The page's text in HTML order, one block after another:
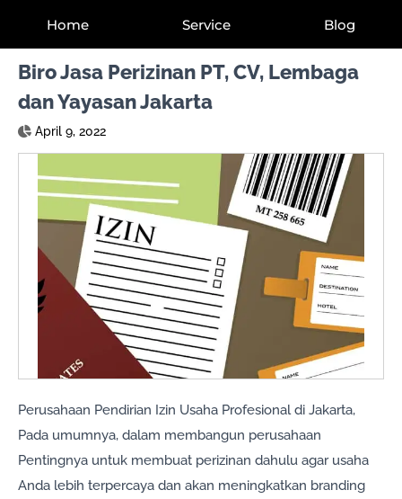
Home Service Blog
Biro Jasa Perizinan PT, CV, Lembaga
dan Yayasan Jakarta
April 9, 2022
Perusahaan Pendirian Izin Usaha Profesional di Jakarta,
Pada umumnya, dalam membangun perusahaan
Pentingnya untuk membuat perizinan dahulu agar usaha
Anda lebih terpercaya dan akan meningkatkan branding